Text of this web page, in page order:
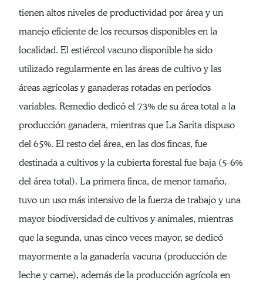
tienen altos niveles de productividad por área y un
manejo eficiente de los recursos disponibles en la
localidad. El estiércol vacuno disponible ha sido
utilizado regularmente en las áreas de cultivo y las
áreas agrícolas y ganaderas rotadas en períodos
variables. Remedio dedicó el 73% de su área total a la
producción ganadera, mientras que La Sarita dispuso
del 65%. El resto del área, en las dos fincas, fue
destinada a cultivos y la cubierta forestal fue baja (5-6%
del área total). La primera finca, de menor tamaño,
tuvo un uso más intensivo de la fuerza de trabajo y una
mayor biodiversidad de cultivos y animales, mientras
que la segunda, unas cinco veces mayor, se dedicó
mayormente a la ganadería vacuna (producción de
leche y carne), además de la producción agrícola en